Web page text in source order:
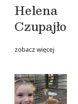
Helena
Czupajło
zobacz więcej